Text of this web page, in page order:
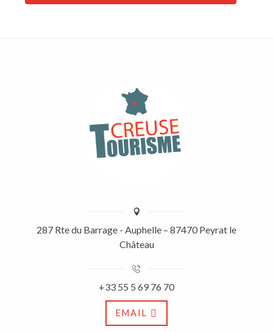
287 Rte du Barrage - Auphelle – 87470 Peyrat le
Château
+33 55 5 69 76 70
EMAIL